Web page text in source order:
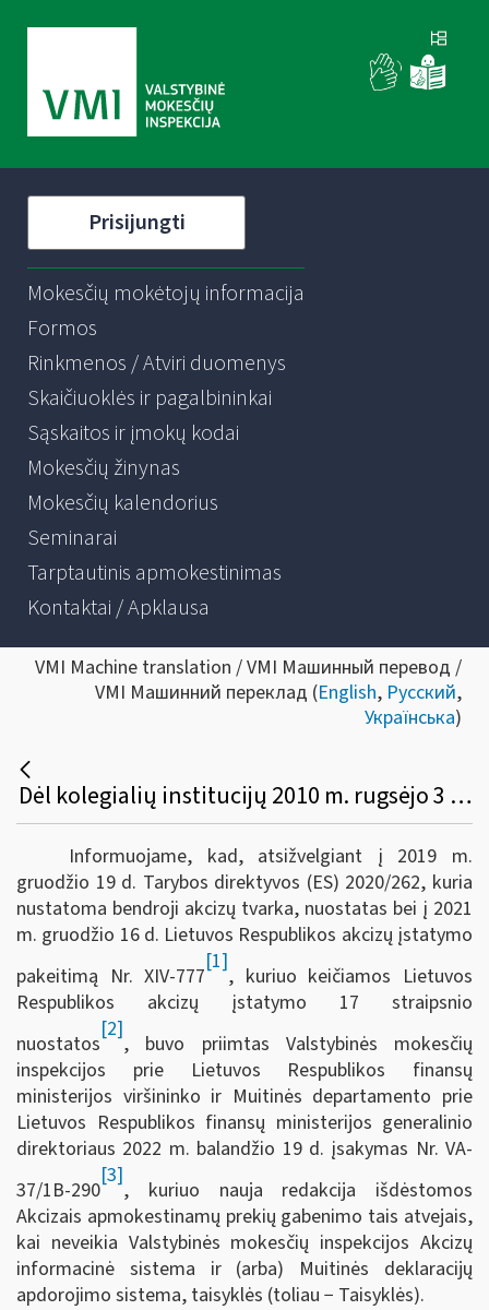
Prisijungti
Mokesčių mokėtojų informacija
Formos
Rinkmenos / Atviri duomenys
Skaičiuoklės ir pagalbininkai
Sąskaitos ir įmokų kodai
Mokesčių žinynas
Mokesčių kalendorius
Seminarai
Tarptautinis apmokestinimas
Kontaktai / Apklausa
VMI Machine translation / VMI Машинный перевод /
VMI Машинний переклад (English, Русский,
Українська)
Dėl kolegialių institucijų 2010 m. rugsėjo 3 d. įsakymo Nr. VA-97/1B-553 pakeitimo
Informuojame, kad, atsižvelgiant į 2019 m.
gruodžio 19 d. Tarybos direktyvos (ES) 2020/262, kuria
nustatoma bendroji akcizų tvarka, nuostatas bei į 2021
m. gruodžio 16 d. Lietuvos Respublikos akcizų įstatymo
pakeitimą Nr. XIV-777
[1]
, kuriuo keičiamos Lietuvos
Respublikos akcizų įstatymo 17 straipsnio
nuostatos
[2]
, buvo priimtas Valstybinės mokesčių
inspekcijos prie Lietuvos Respublikos finansų
ministerijos viršininko ir Muitinės departamento prie
Lietuvos Respublikos finansų ministerijos generalinio
direktoriaus 2022 m. balandžio 19 d. įsakymas Nr. VA-
37/1B-290
[3]
, kuriuo nauja redakcija išdėstomos
Akcizais apmokestinamų prekių gabenimo tais atvejais,
kai neveikia Valstybinės mokesčių inspekcijos Akcizų
informacinė sistema ir (arba) Muitinės deklaracijų
apdorojimo sistema, taisyklės (toliau − Taisyklės).